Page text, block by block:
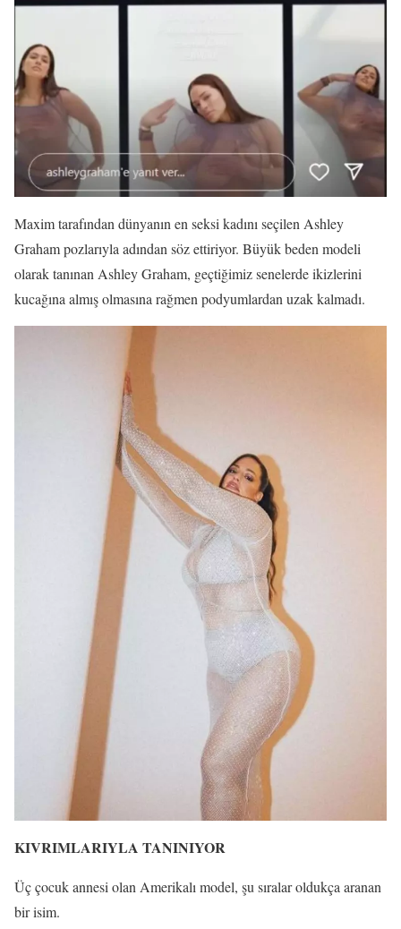
Maxim tarafından dünyanın en seksi kadını seçilen Ashley
Graham pozlarıyla adından söz ettiriyor. Büyük beden modeli
olarak tanınan Ashley Graham, geçtiğimiz senelerde ikizlerini
kucağına almış olmasına rağmen podyumlardan uzak kalmadı.
KIVRIMLARIYLA TANINIYOR
Üç çocuk annesi olan Amerikalı model, şu sıralar oldukça aranan
bir isim.